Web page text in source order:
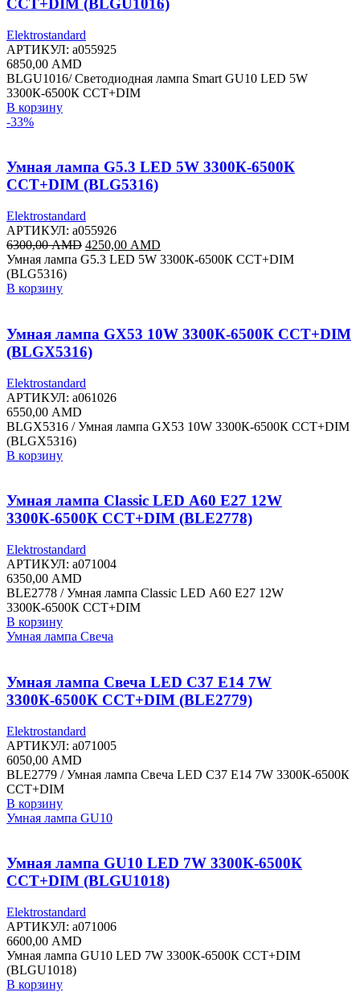
CCT+DIM (BLGU1016)
Elektrostandard
АРТИКУЛ: a055925
6850,00 AMD
BLGU1016/ Светодиодная лампа Smart GU10 LED 5W
3300К-6500К CCT+DIM
В корзину
-33%
Умная лампа G5.3 LED 5W 3300К-6500К
CCT+DIM (BLG5316)
Elektrostandard
АРТИКУЛ: a055926
6300,00AMD Первоначальная
цена
4250,00 AMD
цена:
Умная лампа G5.3 LED 5W 3300К-6500К CCT+DIM
(BLG5316)
В корзину
Умная лампа GX53 10W 3300К-6500К CCT+DIM
(BLGX5316)
Elektrostandard
АРТИКУЛ: a061026
6550,00 AMD
BLGX5316 / Умная лампа GX53 10W 3300К-6500К CCT+DIM
(BLGX5316)
В корзину
Умная лампа Classic LED А60 Е27 12W
3300К-6500К CCT+DIM (BLE2778)
Elektrostandard
АРТИКУЛ: a071004
6350,00 AMD
BLE2778 / Умная лампа Classic LED А60 Е27 12W
3300К-6500К CCT+DIM
В корзину
Умная лампа Свеча
Умная лампа Свеча LED C37 Е14 7W
3300К-6500К CCT+DIM (BLE2779)
Elektrostandard
АРТИКУЛ: a071005
6050,00 AMD
BLE2779 / Умная лампа Свеча LED C37 Е14 7W 3300К-6500К
CCT+DIM
В корзину
Умная лампа GU10
Умная лампа GU10 LED 7W 3300К-6500К
CCT+DIM (BLGU1018)
Elektrostandard
АРТИКУЛ: a071006
6600,00 AMD
Умная лампа GU10 LED 7W 3300К-6500К CCT+DIM
(BLGU1018)
В корзину